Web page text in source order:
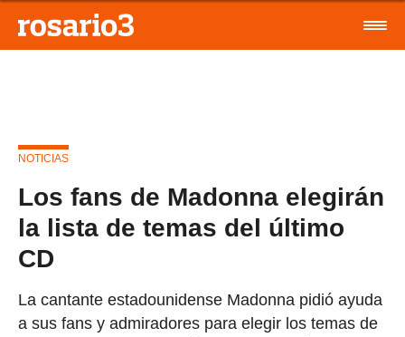
NOTICIAS
Los fans de Madonna elegirán
la lista de temas del último
CD
La cantante estadounidense Madonna pidió ayuda
a sus fans y admiradores para elegir los temas de